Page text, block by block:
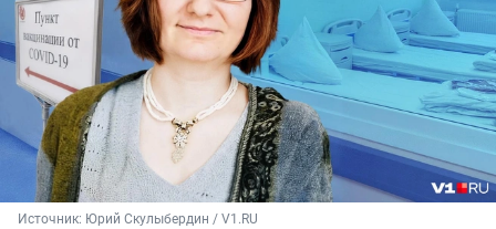
Источник: Юрий Скулыбердин / V1.RU